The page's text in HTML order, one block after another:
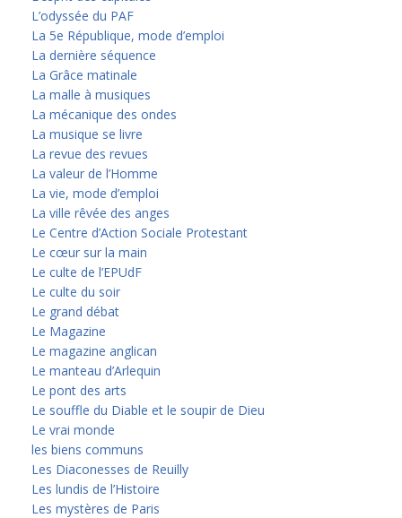
L’odyssée du PAF
La 5e République, mode d’emploi
La dernière séquence
La Grâce matinale
La malle à musiques
La mécanique des ondes
La musique se livre
La revue des revues
La valeur de l’Homme
La vie, mode d’emploi
La ville rêvée des anges
Le Centre d’Action Sociale Protestant
Le cœur sur la main
Le culte de l’EPUdF
Le culte du soir
Le grand débat
Le Magazine
Le magazine anglican
Le manteau d’Arlequin
Le pont des arts
Le souffle du Diable et le soupir de Dieu
Le vrai monde
les biens communs
Les Diaconesses de Reuilly
Les lundis de l’Histoire
Les mystères de Paris